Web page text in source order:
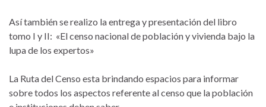
Así también se realizo la entrega y presentación del libro
tomo I y II: «El censo nacional de población y vivienda bajo la
lupa de los expertos»
La Ruta del Censo esta brindando espacios para informar
sobre todos los aspectos referente al censo que la población